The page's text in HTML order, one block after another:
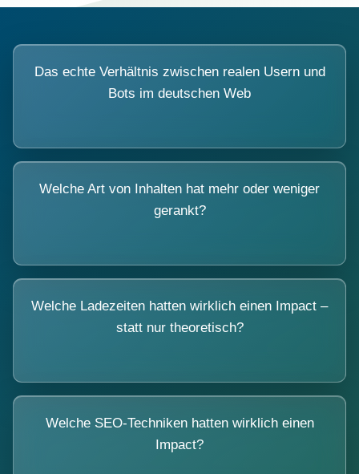
Das echte Verhältnis zwischen realen Usern und
Bots im deutschen Web
Welche Art von Inhalten hat mehr oder weniger
gerankt?
Welche Ladezeiten hatten wirklich einen Impact –
statt nur theoretisch?
Welche SEO-Techniken hatten wirklich einen
Impact?